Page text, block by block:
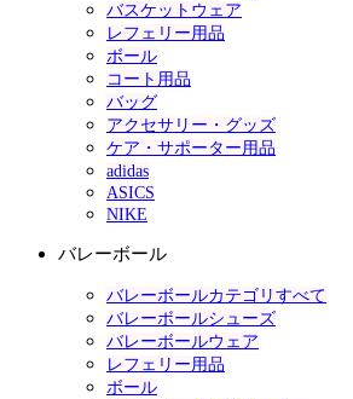
バスケットウェア
レフェリー用品
ボール
コート用品
バッグ
アクセサリー・グッズ
ケア・サポーター用品
adidas
ASICS
NIKE
バレーボール
バレーボールカテゴリすべて
バレーボールシューズ
バレーボールウェア
レフェリー用品
ボール